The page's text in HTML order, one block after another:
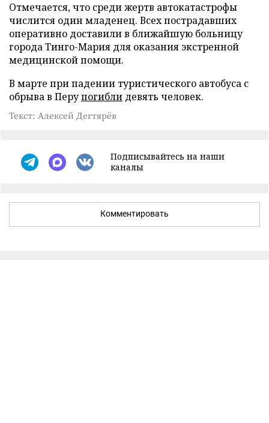
Отмечается, что среди жертв автокатастрофы
числится один младенец. Всех пострадавших
оперативно доставили в ближайшую больницу
города Тинго-Мария для оказания экстренной
медицинской помощи.
В марте при падении туристического автобуса с
обрыва в Перупогибли девять человек.
Текст: Алексей Дегтярёв
Подписывайтесь на наши
каналы
Комментировать